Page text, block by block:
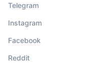
Telegram
Instagram
Facebook
Reddit